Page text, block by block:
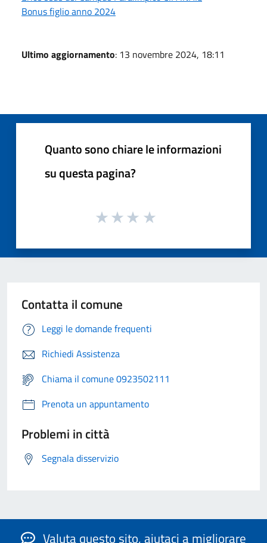
Bonus figlio anno 2024
Ultimo aggiornamento: 13 novembre 2024, 18:11
Quanto sono chiare le informazioni
su questa pagina?
Contatta il comune
Leggi le domande frequenti
Richiedi Assistenza
Chiama il comune 0923502111
Prenota un appuntamento
Problemi in città
Segnala disservizio
Valuta questo sito, aiutaci a migliorare